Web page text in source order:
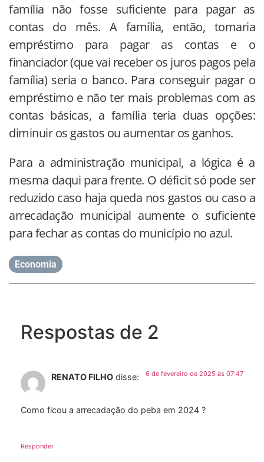
família não fosse suficiente para pagar as
contas do mês. A família, então, tomaria
empréstimo para pagar as contas e o
financiador (que vai receber os juros pagos pela
família) seria o banco. Para conseguir pagar o
empréstimo e não ter mais problemas com as
contas básicas, a família teria duas opções:
diminuir os gastos ou aumentar os ganhos.
Para a administração municipal, a lógica é a
mesma daqui para frente. O déficit só pode ser
reduzido caso haja queda nos gastos ou caso a
arrecadação municipal aumente o suficiente
para fechar as contas do município no azul.
Economia
Respostas de 2
RENATO FILHO disse: 6 de fevereiro de 2025 às 07:47
Como ficou a arrecadação do peba em 2024 ?
Responder